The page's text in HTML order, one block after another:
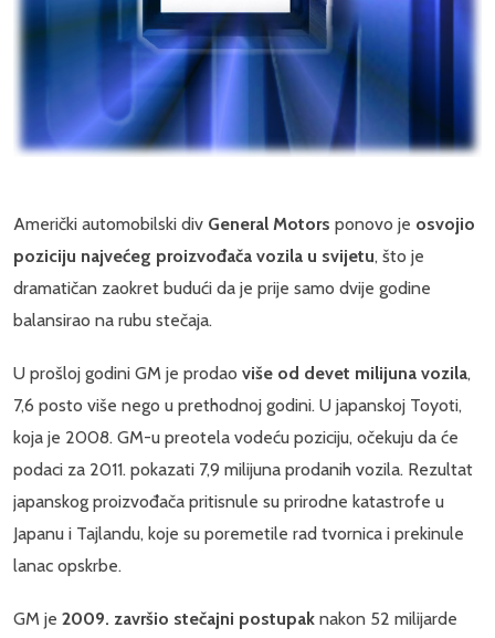
Američki automobilski div General Motors ponovo je osvojio
poziciju najvećeg proizvođača vozila u svijetu, što je
dramatičan zaokret budući da je prije samo dvije godine
balansirao na rubu stečaja.
U prošloj godini GM je prodao više od devet milijuna vozila,
7,6 posto više nego u prethodnoj godini. U japanskoj Toyoti,
koja je 2008. GM-u preotela vodeću poziciju, očekuju da će
podaci za 2011. pokazati 7,9 milijuna prodanih vozila. Rezultat
japanskog proizvođača pritisnule su prirodne katastrofe u
Japanu i Tajlandu, koje su poremetile rad tvornica i prekinule
lanac opskrbe.
GM je 2009. završio stečajni postupak nakon 52 milijarde